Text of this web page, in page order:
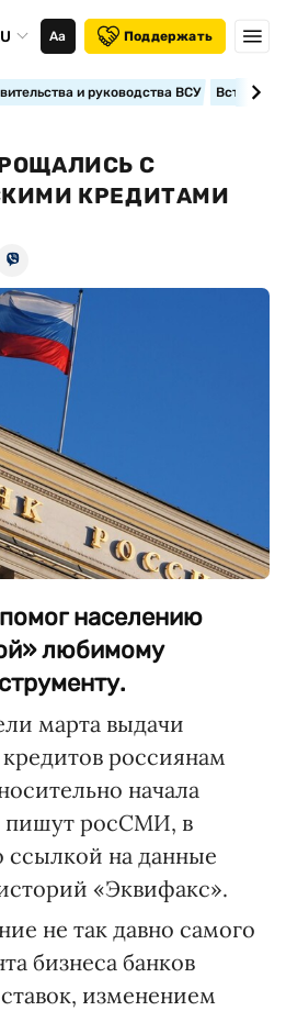
Аа Поддержать
и руководства ВСУ
С
КРЕДИТАМИ
населению
любимому
марта выдачи
россиянам
начала
пишут росСМИ, в
ссылкой на данные
«Эквифакс».
не так давно самого
бизнеса банков
изменением